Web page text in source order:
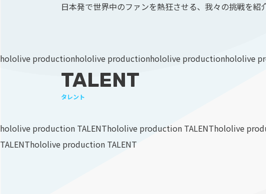
日本発で世界中のファンを熱狂させる、 我々の挑戦を紹
hololive productionhololive productionhololive productionhololive
TALENT
タレント
hololive production TALENThololive production TALENThololive
TALENThololive production TALENT